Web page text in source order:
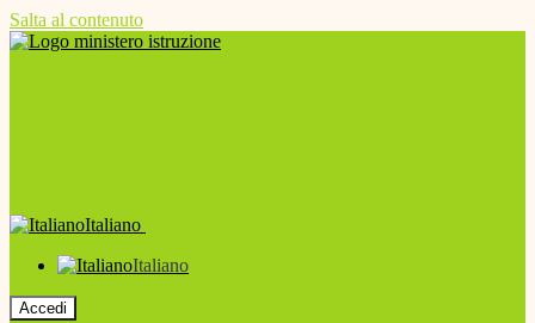
Salta al contenuto
Italiano
Italiano
Accedi